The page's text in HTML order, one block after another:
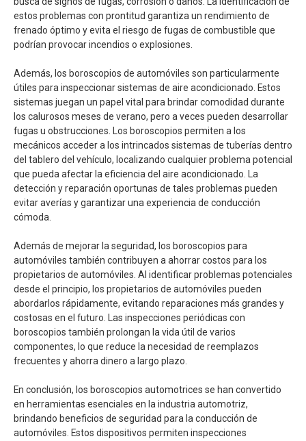
estos problemas con prontitud garantiza un rendimiento de
frenado óptimo y evita el riesgo de fugas de combustible que
podrían provocar incendios o explosiones.
Además, los boroscopios de automóviles son particularmente
útiles para inspeccionar sistemas de aire acondicionado. Estos
sistemas juegan un papel vital para brindar comodidad durante
los calurosos meses de verano, pero a veces pueden desarrollar
fugas u obstrucciones. Los boroscopios permiten a los
mecánicos acceder a los intrincados sistemas de tuberías dentro
del tablero del vehículo, localizando cualquier problema potencial
que pueda afectar la eficiencia del aire acondicionado. La
detección y reparación oportunas de tales problemas pueden
evitar averías y garantizar una experiencia de conducción
cómoda.
Además de mejorar la seguridad, los boroscopios para
automóviles también contribuyen a ahorrar costos para los
propietarios de automóviles. Al identificar problemas potenciales
desde el principio, los propietarios de automóviles pueden
abordarlos rápidamente, evitando reparaciones más grandes y
costosas en el futuro. Las inspecciones periódicas con
boroscopios también prolongan la vida útil de varios
componentes, lo que reduce la necesidad de reemplazos
frecuentes y ahorra dinero a largo plazo.
En conclusión, los boroscopios automotrices se han convertido
en herramientas esenciales en la industria automotriz,
brindando beneficios de seguridad para la conducción de
automóviles. Estos dispositivos permiten inspecciones